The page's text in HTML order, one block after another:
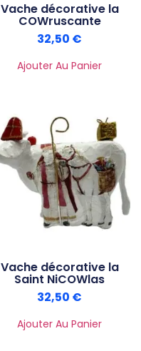
Vache décorative la
COWruscante
32,50 €
Ajouter Au Panier
Vache décorative la
Saint NiCOWlas
32,50 €
Ajouter Au Panier